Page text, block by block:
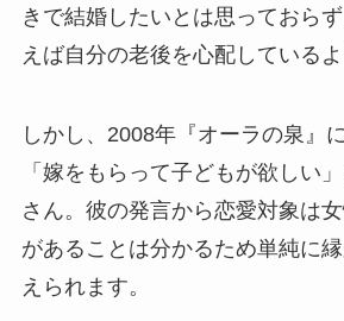
きで結婚したいとは思っておら
えば自分の老後を心配しているよ
しかし、2008年『オーラの泉』
「嫁をもらって子どもが欲しい
さん。彼の発言から恋愛対象は
があることは分かるため単純に
えられます。